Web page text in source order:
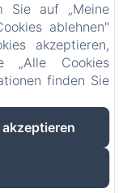
chunk 93
Sie auf „Meine
ablehnen"
akzeptieren,
„Alle Cookies
finden Sie